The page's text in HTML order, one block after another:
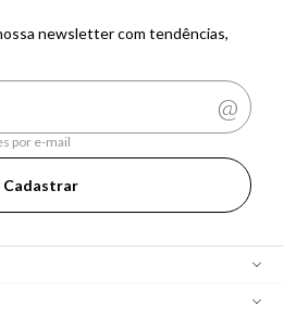
newsletter com tendências,
Cadastrar
por e-mail